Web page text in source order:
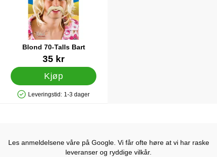
Blond 70-Talls Bart
Varenummer 17095
35 kr
Kjøp
Produkttilgjengelighet: På lager
Leveringstid: 1-3 dager
Les anmeldelsene våre på Google. Vi får ofte høre at vi har raske
leveranser og ryddige vilkår.